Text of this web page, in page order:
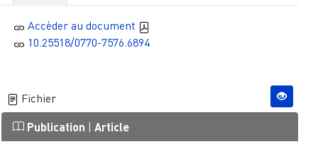
Accèder au document
10.25518/0770-7576.6894
Fichier
Publication | Article